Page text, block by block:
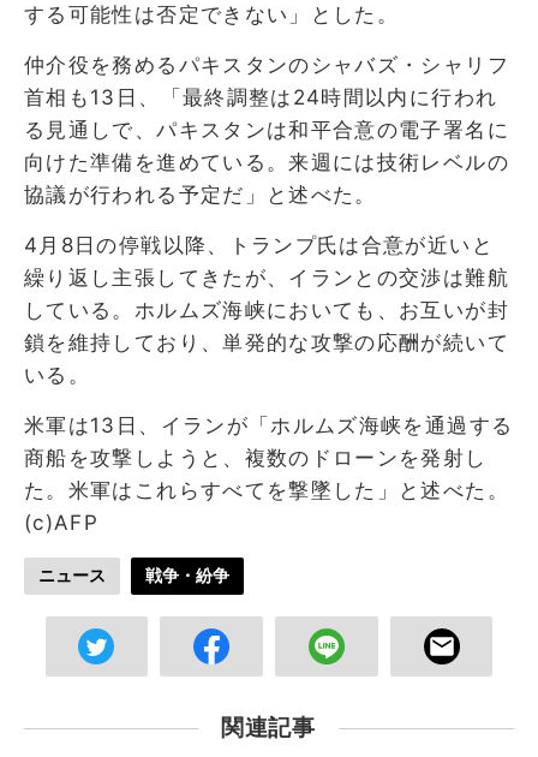
する可能性は否定できない」とした。
仲介役を務めるパキスタンのシャバズ・シャリフ
首相も13日、「最終調整は24時間以内に行われ
る見通しで、パキスタンは和平合意の電子署名に
向けた準備を進めている。来週には技術レベルの
協議が行われる予定だ」と述べた。
4月8日の停戦以降、トランプ氏は合意が近いと
繰り返し主張してきたが、イランとの交渉は難航
している。ホルムズ海峡においても、お互いが封
鎖を維持しており、単発的な攻撃の応酬が続いて
いる。
米軍は13日、イランが「ホルムズ海峡を通過する
商船を攻撃しようと、複数のドローンを発射し
た。米軍はこれらすべてを撃墜した」と述べた。
(c)AFP
ニュース 戦争・紛争
関連記事